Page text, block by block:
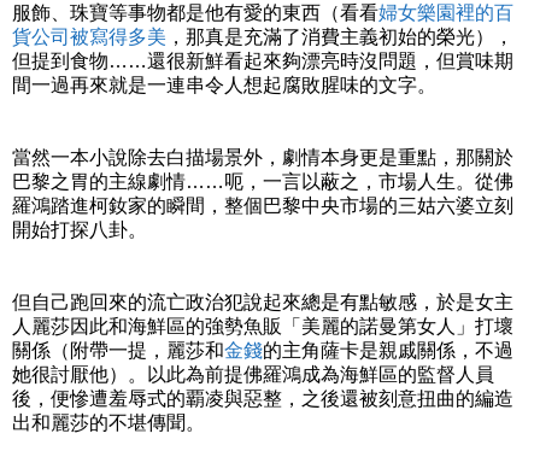
服飾、珠寶等事物都是他有愛的東西（看看婦女樂園裡的百
貨公司被寫得多美 ，那真是充滿了消費主義初始的榮光），
但提到食物……還很新鮮看起來夠漂亮時沒問題，但賞味期
間一過再來就是一連串令人想起腐敗腥味的文字。
當然一本小說除去白描場景外，劇情本身更是重點，那關於
巴黎之胃的主線劇情……呃，一言以蔽之，市場人生。從佛
羅鴻踏進柯釹家的瞬間，整個巴黎中央市場的三姑六婆立刻
開始打探八卦。
但自己跑回來的流亡政治犯說起來總是有點敏感，於是女主
人麗莎因此和海鮮區的強勢魚販「美麗的諾曼第女人」打壞
關係（附帶一提，麗莎和金錢的主角薩卡是親戚關係，不過
她很討厭他）。以此為前提佛羅鴻成為海鮮區的監督人員
後，便慘遭羞辱式的覇凌與惡整，之後還被刻意扭曲的編造
出和麗莎的不堪傳聞。